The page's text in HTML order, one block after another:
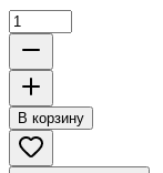
В корзину